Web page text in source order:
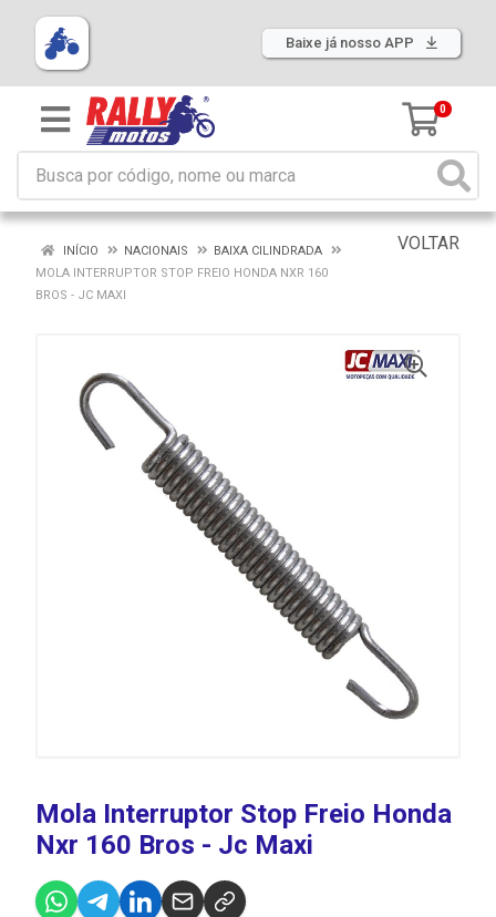
Baixe já nosso APP
0
VOLTAR
INÍCIO NACIONAIS
BAIXA CILINDRADA
MOLA INTERRUPTOR STOP FREIO HONDA NXR 160
BROS - JC MAXI
Mola Interruptor Stop Freio Honda
Nxr 160 Bros - Jc Maxi